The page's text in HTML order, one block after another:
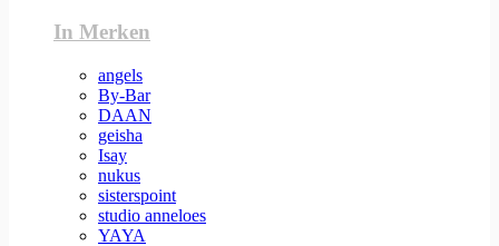
In Merken
angels
By-Bar
DAAN
geisha
Isay
nukus
sisterspoint
studio anneloes
YAYA